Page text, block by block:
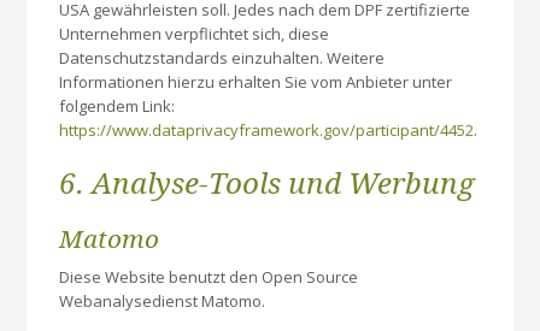
USA gewährleisten soll. Jedes nach dem DPF zertifizierte
Unternehmen verpflichtet sich, diese
Datenschutzstandards einzuhalten. Weitere
Informationen hierzu erhalten Sie vom Anbieter unter
folgendem Link:
https://www.dataprivacyframework.gov/participant/4452.
6. Analyse-Tools und Werbung
Matomo
Diese Website benutzt den Open Source
Webanalysedienst Matomo.